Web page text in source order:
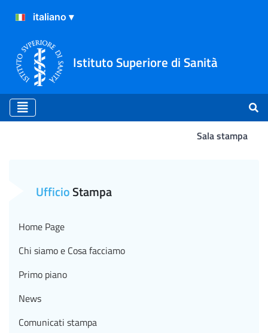
Istituto Superiore di Sanità
Sala stampa
UfficioStampa
Home Page
Chi siamo e Cosa facciamo
Primo piano
News
Comunicati stampa